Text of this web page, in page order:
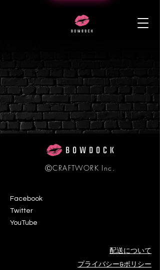
ⒸCRAFTWORK Inc.
Facebook
Twitter
YouTube
配送について
プライバシー&ポリシー